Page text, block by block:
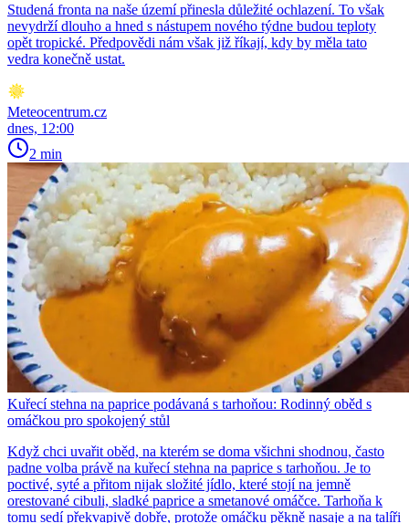
Studená fronta na naše území přinesla důležité ochlazení. To však
nevydrží dlouho a hned s nástupem nového týdne budou teploty
opět tropické. Předpovědi nám však již říkají, kdy by měla tato
vedra konečně ustat.
Meteocentrum.cz
dnes, 12:00
2 min
Kuřecí stehna na paprice podávaná s tarhoňou: Rodinný oběd s
omáčkou pro spokojený stůl
Když chci uvařit oběd, na kterém se doma všichni shodnou, často
padne volba právě na kuřecí stehna na paprice s tarhoňou. Je to
poctivé, syté a přitom nijak složité jídlo, které stojí na jemně
orestované cibuli, sladké paprice a smetanové omáčce. Tarhoňa k
tomu sedí překvapivě dobře, protože omáčku pěkně nasaje a na talíři